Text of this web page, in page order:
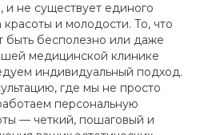
и не существует единого
и молодости. То, что
бесполезно или даже
медицинской клинике
индивидуальный подход.
где мы не просто
персональную
— четкий, пошаговый и